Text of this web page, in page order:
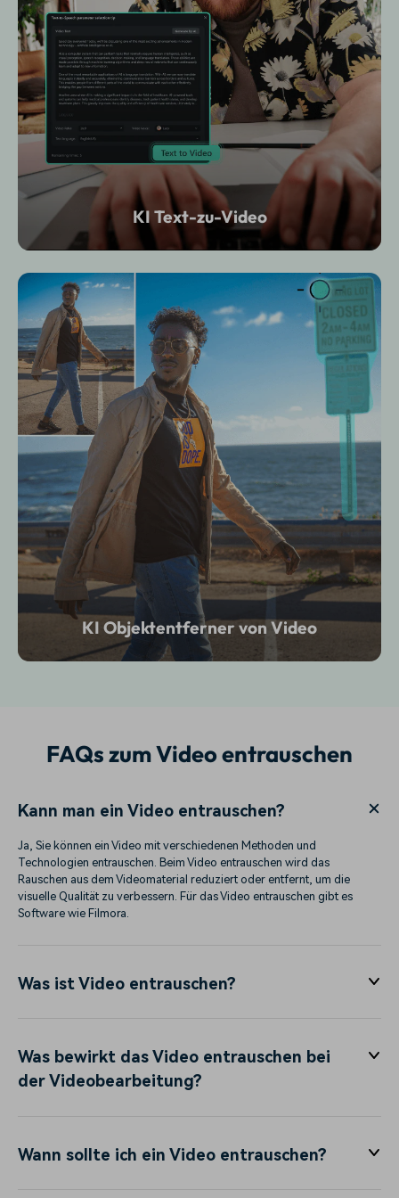
KI Text-zu-Video
KI Objektentferner von Video
FAQs zum Video entrauschen
Kann man ein Video entrauschen?
Ja, Sie können ein Video mit verschiedenen Methoden und
Technologien entrauschen. Beim Video entrauschen wird das
Rauschen aus dem Videomaterial reduziert oder entfernt, um die
visuelle Qualität zu verbessern. Für das Video entrauschen gibt es
Software wie Filmora.
Was ist Video entrauschen?
Was bewirkt das Video entrauschen bei
der Videobearbeitung?
Wann sollte ich ein Video entrauschen?